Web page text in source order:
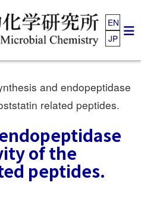
EN
JP
and endopeptidase
related peptides.
of the
peptides.